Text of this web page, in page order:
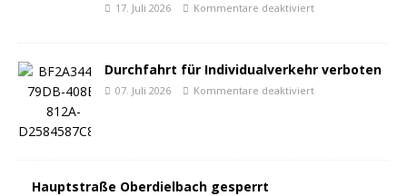
17. Juli 2026 Kommentare deaktiviert
Durchfahrt für Individualverkehr verboten
07. Juli 2026 Kommentare deaktiviert
Hauptstraße Oberdielbach gesperrt